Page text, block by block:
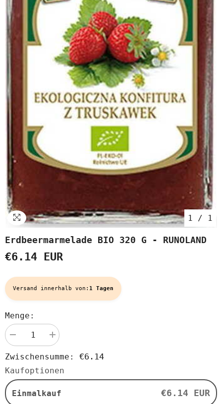
1 / 1
Erdbeermarmelade BIO 320 G - RUNOLAND
€6.14 EUR
Versand innerhalb von: 1 Tagen
Menge:
verringern
für
Erdbeermarmelade
BIO
320
g
-
RUNOLAND
Menge
erhöhen
Erdbeermarmelade
BIO
320
-
RUNOLAND
Zwischensumme: €6.14
Kaufoptionen
Einmalkauf €6.14 EUR